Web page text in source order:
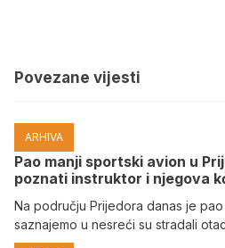
Povezane vijesti
ARHIVA
Pao manji sportski avion u
poznati instruktor i njegova
Na području Prijedora danas je
saznajemo u nesreći su stradali